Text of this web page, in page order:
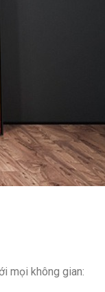
mọi không gian: